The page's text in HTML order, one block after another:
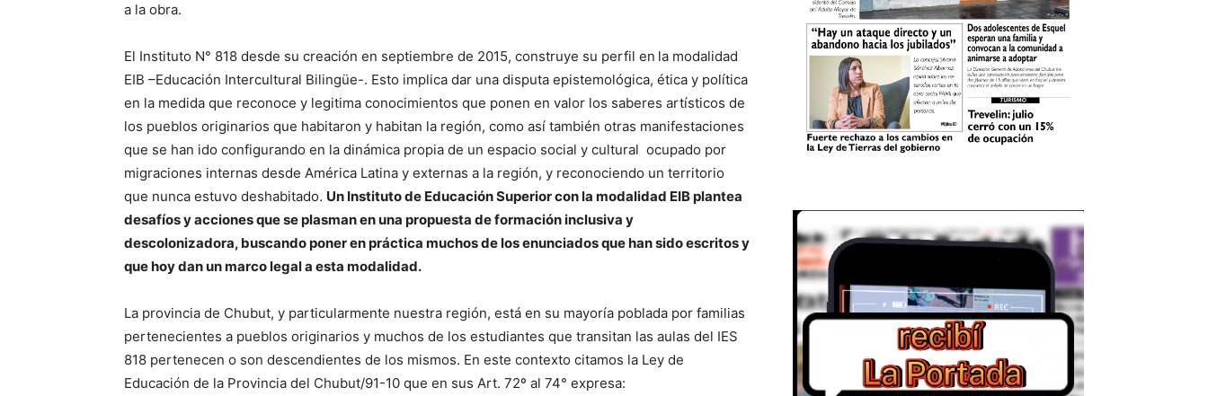
a la obra.
El Instituto N° 818 desde su creación en septiembre de 2015, construye su perfil en la modalidad
EIB –Educación Intercultural Bilingüe-. Esto implica dar una disputa epistemológica, ética y política
en la medida que reconoce y legitima conocimientos que ponen en valor los saberes artísticos de
los pueblos originarios que habitaron y habitan la región, como así también otras manifestaciones
que se han ido configurando en la dinámica propia de un espacio social y cultural ocupado por
migraciones internas desde América Latina y externas a la región, y reconociendo un territorio
que nunca estuvo deshabitado. Un Instituto de Educación Superior con la modalidad EIB plantea
desafíos y acciones que se plasman en una propuesta de formación inclusiva y
descolonizadora, buscando poner en práctica muchos de los enunciados que han sido escritos y
que hoy dan un marco legal a esta modalidad.
La provincia de Chubut, y particularmente nuestra región, está en su mayoría poblada por familias
pertenecientes a pueblos originarios y muchos de los estudiantes que transitan las aulas del IES
818 pertenecen o son descendientes de los mismos. En este contexto citamos la Ley de
Educación de la Provincia del Chubut/91-10 que en sus Art. 72º al 74° expresa: